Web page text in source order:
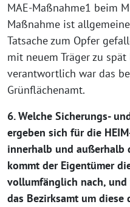
MAE-Maßnahme1 beim
Maßnahme ist
Tatsache zum Opfer
mit neuem Träger zu
verantwortlich war das
Grünflächenamt.
6. Welche Sicherungs-
ergeben sich für die
innerhalb und außerhalb
kommt der Eigentümer
vollumfänglich nach,
das Bezirksamt um diese